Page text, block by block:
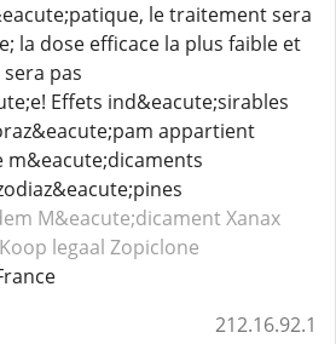
le traitement sera
la dose efficace la plus faible et
pas
Effets ind&eacute;sirables
appartient
m&eacute;dicaments
M&eacute;dicament Xanax
Koop legaal Zopiclone
212.16.92.1